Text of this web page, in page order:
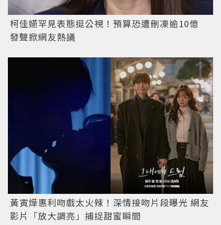
柯佳嬿罕見表態挺公視！預算恐遭刪凍逾10億
發聲掀網友熱議
黃寅燁惠利吻戲太火辣！深情接吻片段曝光 網友
影片「放大調亮」捕捉甜蜜瞬間